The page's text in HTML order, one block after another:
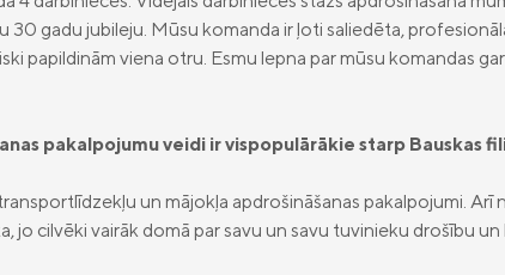
30 gadu jubileju. Mūsu komanda ir ļoti saliedēta,
papildinām viena otru. Esmu lepna par mūsu komandas
pakalpojumu veidi ir vispopulārākie starp Bauskas
un mājokļa apdrošināšanas pakalpojumi. Arī
jo cilvēki vairāk domā par savu un savu tuvinieku drošību un